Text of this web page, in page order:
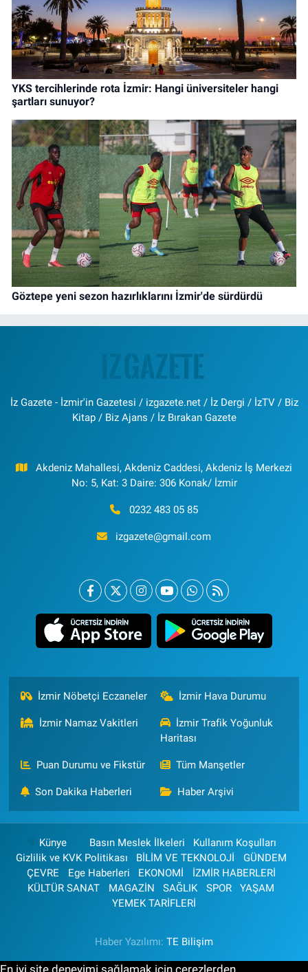
YKS tercihlerinde rota İzmir: Hangi üniversiteler hangi
şartları sunuyor?
Göztepe yeni sezon hazırlıklarını İzmir'de sürdürdü
İz Gazete - İzmir'in Gazetesi / izgazete.net / İz Dergi / İzTV / Biz
Kitap / Biz Ajans / İz Bırakan Gazete
Akdeniz Mahallesi, Akdeniz Caddesi, Akdeniz İş Merkezi
No: 5, Kat: 3 Daire: 306 Konak/ İzmir
0232 483 05 85
izgazete@gmail.com
İzmir Nöbetçi Eczaneler İzmir Hava Durumu
İzmir Namaz Vakitleri
İzmir Trafik Yoğunluk
Haritası
Puan Durumu ve Fikstür Tüm Manşetler
Son Dakika Haberleri Haber Arşivi
Künye Basın Meslek İlkeleri
Kullanım Koşulları
Gizlilik ve KVK Politikası
BİLİM VE TEKNOLOJİ
GÜNDEM
ÇEVRE
Ege Haberleri EKONOMİ
İZMİR HABERLERİ
KÜLTÜR SANAT
MAGAZİN SAĞLIK SPOR
YAŞAM
YEMEK TARİFLERİ
Haber Yazılımı: TE Bilişim
En iyi site deneyimi sağlamak için çerezlerden